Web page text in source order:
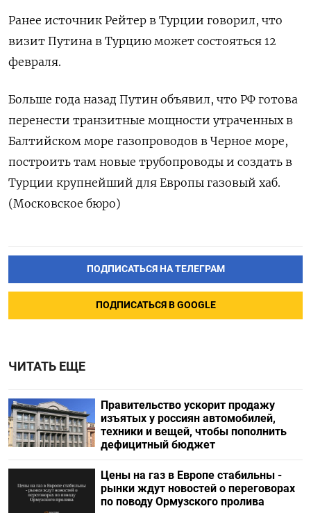
Ранее источник Рейтер в Турции говорил, что
визит Путина в Турцию может состояться 12
февраля.
Больше года назад Путин объявил, что РФ готова
перенести транзитные мощности утраченных в
Балтийском море газопроводов в Черное море,
построить там новые трубопроводы и создать в
Турции крупнейший для Европы газовый хаб.
(Московское бюро)
ПОДПИСАТЬСЯ НА ТЕЛЕГРАМ
ПОДПИСАТЬСЯ В GOOGLE
ЧИТАТЬ ЕЩЕ
Правительство ускорит продажу
изъятых у россиян автомобилей,
техники и вещей, чтобы пополнить
дефицитный бюджет
Цены на газ в Европе стабильны -
рынки ждут новостей о переговорах
по поводу Ормузского пролива